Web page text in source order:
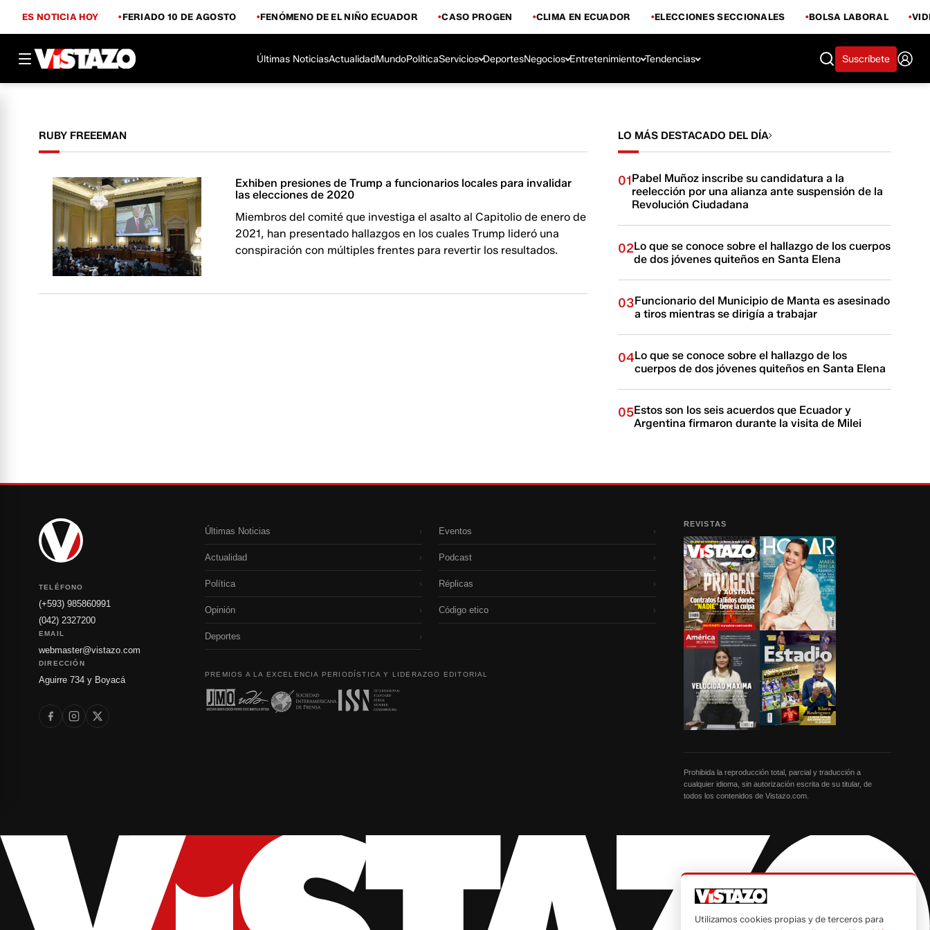
ES NOTICIA HOY FERIADO 10 DE AGOSTO FENÓMENO DE EL NIÑO ECUADOR CASO PROGEN CLIMA EN ECUADOR ELECCIONES SECCIONALES BOLSA LABORAL
Últimas NoticiasActualidadMundoPolíticaServicios DeportesNegocios Entretenimiento Tendencias Suscríbete
RUBY FREEEMAN
Exhiben presiones de Trump a funcionarios locales para invalidar
las elecciones de 2020
Miembros del comité que investiga el asalto al Capitolio de enero de
2021, han presentado hallazgos en los cuales Trump lideró una
conspiración con múltiples frentes para revertir los resultados.
LO MÁS DESTACADO DEL DÍA
01Pabel Muñoz inscribe su candidatura a la
reelección por una alianza ante suspensión de la
Revolución Ciudadana
02Lo que se conoce sobre el hallazgo de los cuerpos
de dos jóvenes quiteños en Santa Elena
03Funcionario del Municipio de Manta es asesinado
a tiros mientras se dirigía a trabajar
04Lo que se conoce sobre el hallazgo de los
cuerpos de dos jóvenes quiteños en Santa Elena
05Estos son los seis acuerdos que Ecuador y
Argentina firmaron durante la visita de Milei
TELÉFONO
(+593) 985860991
(042) 2327200
EMAIL
webmaster@vistazo.com
DIRECCIÓN
Aguirre 734 y Boyacá
Últimas Noticias ›
Actualidad ›
Política ›
Opinión ›
Deportes ›
Eventos ›
Podcast ›
Réplicas ›
Código etico ›
PREMIOS A LA EXCELENCIA PERIODÍSTICA Y LIDERAZGO EDITORIAL
REVISTAS
Prohibida la reproducción total, parcial y traducción a
cualquier idioma, sin autorización escrita de su titular, de
todos los contenidos de Vistazo.com.
Utilizamos cookies propias y de terceros para